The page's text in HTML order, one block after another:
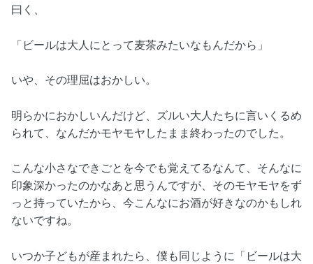
曰く、
「ビールは大人にとって麦茶みたいなもんだから」
いや、その理屈はおかしい。
明らかにおかしいんだけど、ズルい大人たちに言いくるめ
られて、なんだかモヤモヤしたまま終わったのでした。
こんな小さなできごとを今でも覚えてるなんて、そんなに
印象深かったのかなあと思うんですが、そのモヤモヤをず
っと持っていたから、今こんなにお酒が好きなのかもしれ
ないですね。
いつか子どもが産まれたら、僕も同じように「ビールは大